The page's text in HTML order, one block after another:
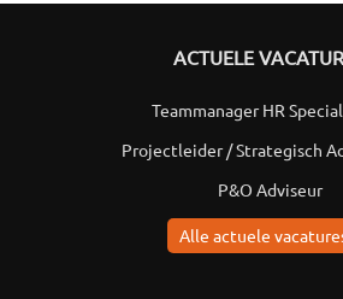
ACTUELE
Teammanager HR
Projectleider / Strategisch
P&O Adviseur
Alle actuele